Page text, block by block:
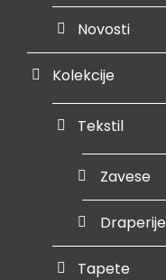
Novosti
Kolekcije
Tekstil
Zavese
Draperije
Tapete